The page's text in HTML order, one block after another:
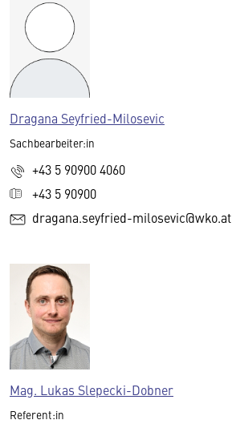
Dragana Seyfried-Milosevic
Sachbearbeiter:in
+43 5 90900 4060
+43 5 90900
dragana.seyfried-milosevic@wko.at
Mag. Lukas Slepecki-Dobner
Referent:in